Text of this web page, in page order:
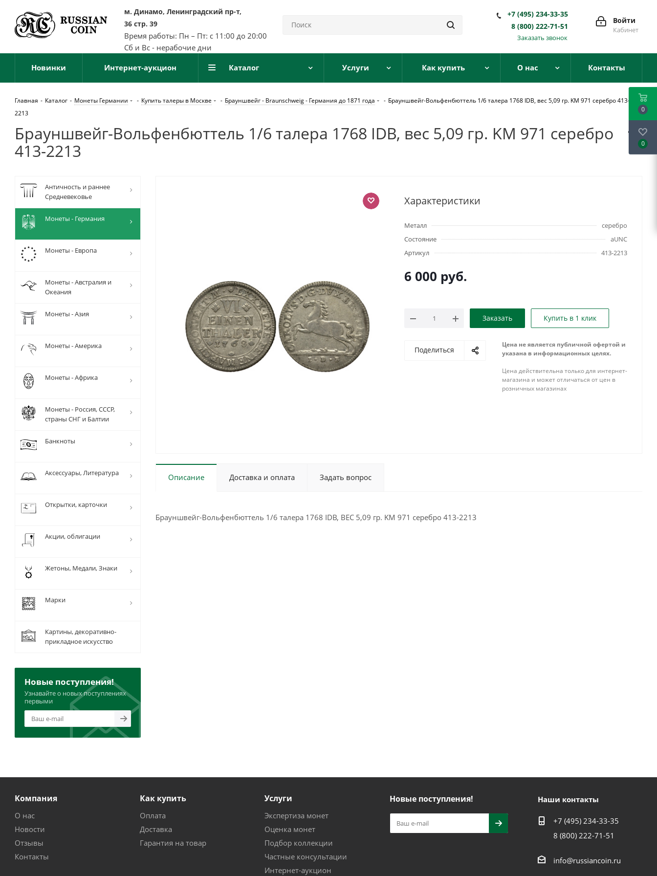
м. Динамо, Ленинградский пр-т,
36 стр. 39
Время работы: Пн – Пт: с 11:00 до 20:00
Сб и Вс - нерабочие дни
Войти
Кабинет
+7 (495) 234-33-35
8 (800) 222-71-51
Заказать звонок
Новинки Интернет-аукцион Каталог Услуги Как купить О нас Контакты
Главная - Каталог - Монеты Германии - Купить талеры в Москве - Брауншвейг - Braunschweig - Германия до 1871 года - Брауншвейг-Вольфенбюттель 1/6 талера 1768 IDB, вес 5,09 гр. KM 971 серебро 413-
2213
Брауншвейг-Вольфенбюттель 1/6 талера 1768 IDB, вес 5,09 гр. KM 971 серебро
413-2213
Характеристики
Металл
серебро
Состояние
aUNC
Артикул
413-2213
6 000 руб.
Заказать Купить в 1 клик
Поделиться
Цена не является публичной офертой и
указана в информационных целях.
Цена действительна только для интернет-
магазина и может отличаться от цен в
розничных магазинах
Описание Доставка и оплата Задать вопрос
Брауншвейг-Вольфенбюттель 1/6 талера 1768 IDB, ВЕС 5,09 гр. KM 971 серебро 413-2213
Античность и раннее
Средневековье
Монеты - Германия
Монеты - Европа
Монеты - Австралия и
Океания
Монеты - Азия
Монеты - Америка
Монеты - Африка
Монеты - Россия, СССР,
страны СНГ и Балтии
Банкноты
Аксессуары, Литература
Открытки, карточки
Акции, облигации
Жетоны, Медали, Знаки
Марки
Картины, декоративно-
прикладное искусство
Новые поступления!
Узнавайте о новых поступлениях
первыми
Компания
О нас
Новости
Отзывы
Контакты
Как купить
Оплата
Доставка
Гарантия на товар
Услуги
Экспертиза монет
Оценка монет
Подбор коллекции
Частные консультации
Интернет-аукцион
Новые поступления! Наши контакты
+7 (495) 234-33-35
8 (800) 222-71-51
info@russiancoin.ru
0
0